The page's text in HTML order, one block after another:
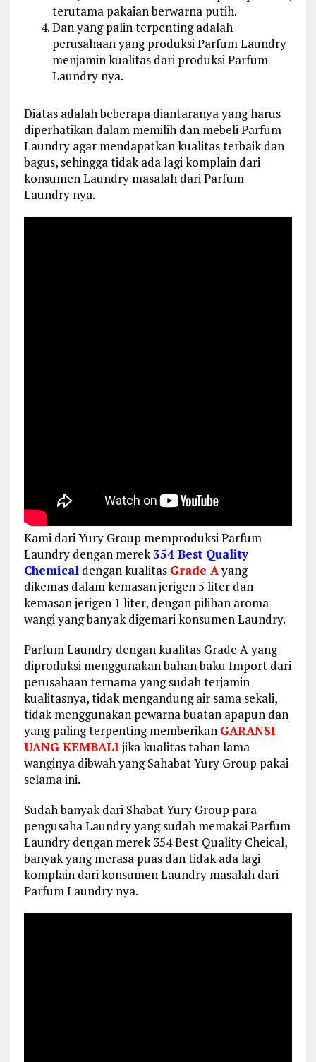
terutama pakaian berwarna putih.
Dan yang palin terpenting adalah
perusahaan yang produksi Parfum Laundry
menjamin kualitas dari produksi Parfum
Laundry nya.
Diatas adalah beberapa diantaranya yang harus
diperhatikan dalam memilih dan mebeli Parfum
Laundry agar mendapatkan kualitas terbaik dan
bagus, sehingga tidak ada lagi komplain dari
konsumen Laundry masalah dari Parfum
Laundry nya.
Kami dari Yury Group memproduksi Parfum
Laundry dengan merek354 Best Quality
Chemicaldengan kualitas Grade Ayang
dikemas dalam kemasan jerigen 5 liter dan
kemasan jerigen 1 liter, dengan pilihan aroma
wangi yang banyak digemari konsumen Laundry.
Parfum Laundry dengan kualitas Grade A yang
diproduksi menggunakan bahan baku Import dari
perusahaan ternama yang sudah terjamin
kualitasnya, tidak mengandung air sama sekali,
tidak menggunakan pewarna buatan apapun dan
yang paling terpenting memberikan GARANSI
UANG KEMBALI jika kualitas tahan lama
wanginya dibwah yang Sahabat Yury Group pakai
selama ini.
Sudah banyak dari Shabat Yury Group para
pengusaha Laundry yang sudah memakai Parfum
Laundry dengan merek 354 Best Quality Cheical,
banyak yang merasa puas dan tidak ada lagi
komplain dari konsumen Laundry masalah dari
Parfum Laundry nya.